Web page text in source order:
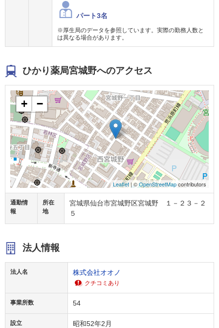
パート3名
※厚生局のデータを参照しています。実際の勤務人数と
は異なる場合があります。
ひかり薬局宮城野へのアクセス
+ −
Leaflet | ©OpenStreetMapcontributors
通勤情
報
所在
地
宮城県仙台市宮城野区宮城野 １－２３－２
５
法人情報
法人名 株式会社オオノ
クチコミあり
事業所数 54
設立 昭和52年2月